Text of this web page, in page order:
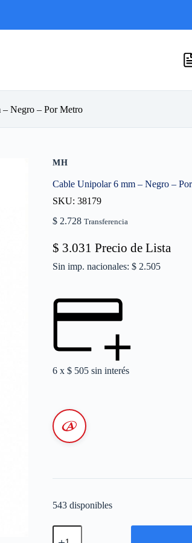
Negro – Por Metro
MH
Cable Unipolar 6 mm – Negro –
SKU: 38179
$ 2.728 Transferencia
$ 3.031 Precio de Lista
Sin imp. nacionales: $ 2.505
6 x$ 505 sin interés
543 disponibles
Cable
Unipolar